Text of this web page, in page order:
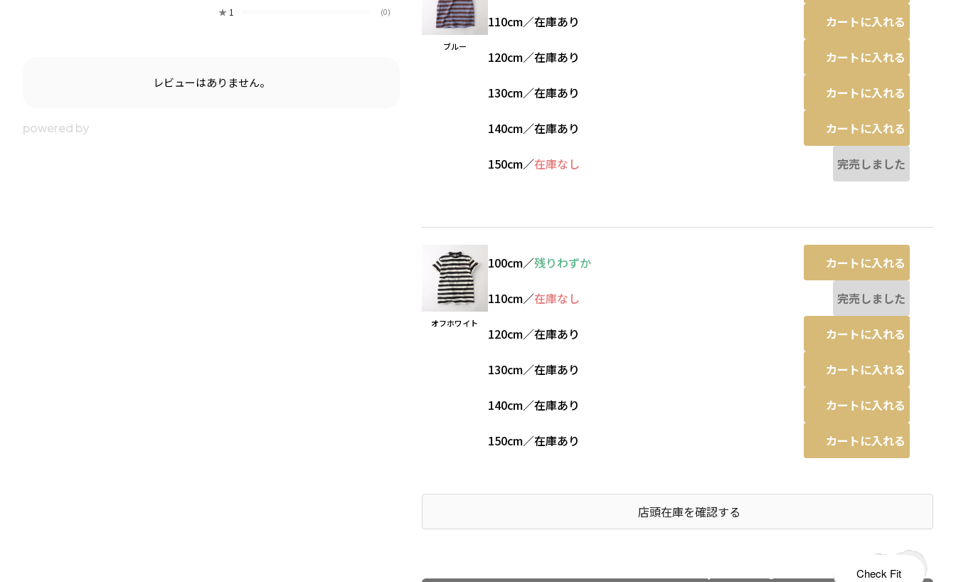
★ 1 (0)
レビューはありません。
ブルー
110cm／在庫あり カートに入れる
120cm／在庫あり カートに入れる
130cm／在庫あり カートに入れる
140cm／在庫あり カートに入れる
150cm／在庫なし 完売しました
オフホワイト
100cm／残りわずか カートに入れる
110cm／在庫なし 完売しました
120cm／在庫あり カートに入れる
130cm／在庫あり カートに入れる
140cm／在庫あり カートに入れる
150cm／在庫あり カートに入れる
店頭在庫を確認する
Check Fit